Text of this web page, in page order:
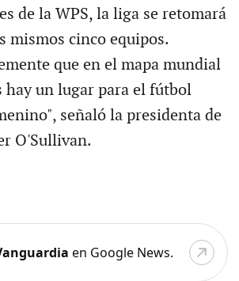
de la WPS, la liga se retomará
mismos cinco equipos.
que en el mapa mundial
hay un lugar para el fútbol
señaló la presidenta de
O'Sullivan.
en Google News.